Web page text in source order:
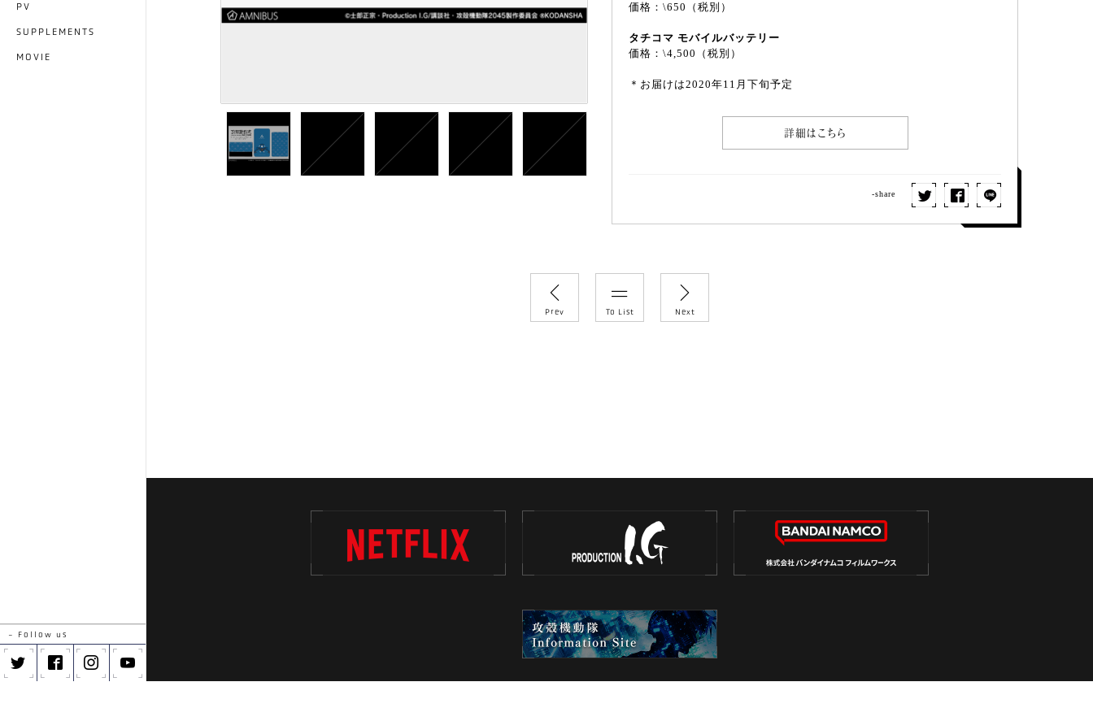
PV
SUPPLEMENTS
MOVIE
- Follow us
価格：\650（税別）
タチコマ モバイルバッテリー
価格：\4,500（税別）
＊お届けは2020年11月下旬予定
詳細はこちら
-share
Prev To List Next